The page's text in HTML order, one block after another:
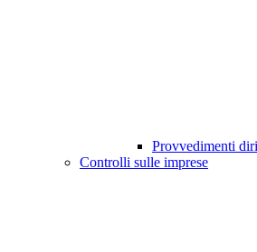
Provvedimenti
Controlli sulle imprese